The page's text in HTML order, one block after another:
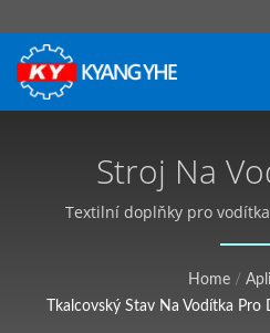
Stroj Na
Domácí
Výroby |
Textilní
Textilní doplňky pro
Stroje na úzké tkaniny a
Home /
Tkalcovský Stav Na Vodítka